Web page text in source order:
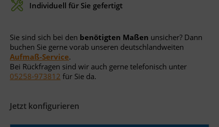
Individuell für Sie gefertigt
Sie sind sich bei den benötigten Maßen unsicher? Dann
buchen Sie gerne vorab unseren deutschlandweiten
Aufmaß-Service.
Bei Rückfragen sind wir auch gerne telefonisch unter
05258-973812 für Sie da.
Jetzt konfigurieren